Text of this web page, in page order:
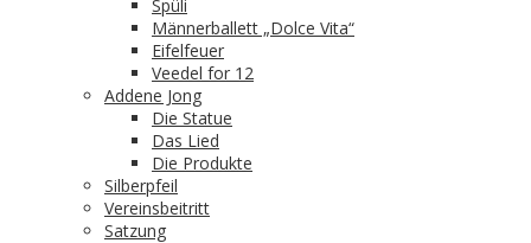
Spüli
Männerballett „Dolce Vita“
Eifelfeuer
Veedel for 12
Addene Jong
Die Statue
Das Lied
Die Produkte
Silberpfeil
Vereinsbeitritt
Satzung